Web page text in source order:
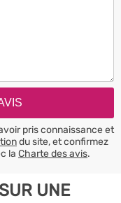
pris connaissance et
du site, et confirmez
la Charte des avis.
UNE